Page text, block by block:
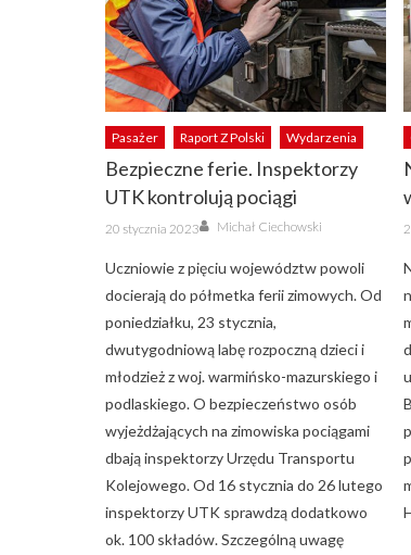
Pasażer Raport Z Polski Wydarzenia
Bezpieczne ferie. Inspektorzy
UTK kontrolują pociągi
Posted
on
20 stycznia 2023 Author
Michał Ciechowski
Uczniowie z pięciu województw powoli
docierają do półmetka ferii zimowych. Od
poniedziałku, 23 stycznia,
dwutygodniową labę rozpoczną dzieci i
młodzież z woj. warmińsko-mazurskiego i
podlaskiego. O bezpieczeństwo osób
wyjeżdżających na zimowiska pociągami
dbają inspektorzy Urzędu Transportu
Kolejowego. Od 16 stycznia do 26 lutego
inspektorzy UTK sprawdzą dodatkowo
ok. 100 składów. Szczególną uwagę